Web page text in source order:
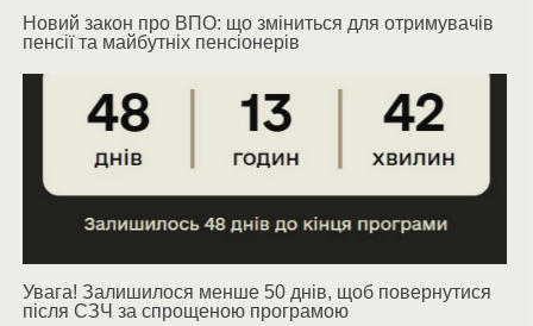
Новий закон про ВПО: що зміниться для отримувачів
пенсії та майбутніх пенсіонерів
Увага! Залишилося менше 50 днів, щоб повернутися
після СЗЧ за спрощеною програмою